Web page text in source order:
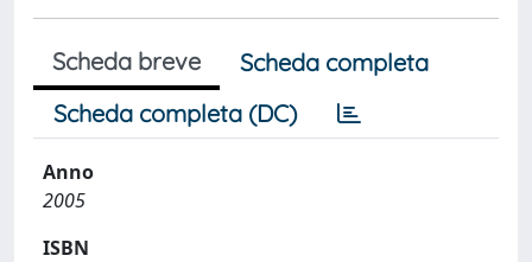
Scheda breve
Scheda completa
Scheda completa (DC)
Anno
2005
ISBN